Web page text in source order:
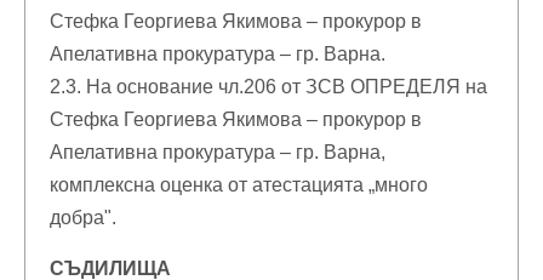
Стефка Георгиева Якимова – прокурор в
Апелативна прокуратура – гр. Варна.
2.3. На основание чл.206 от ЗСВ ОПРЕДЕЛЯ на
Стефка Георгиева Якимова – прокурор в
Апелативна прокуратура – гр. Варна,
комплексна оценка от атестацията „много
добра".
СЪДИЛИЩА